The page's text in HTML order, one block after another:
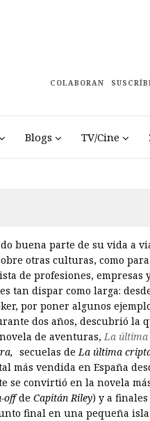
COLABORAN
Blogs TV/Cine
buena parte de su vida a
otras culturas, como
de profesiones, empresas
tan dispar como larga:
por poner algunos
dos años, descubrió la
de aventuras,La
secuelas deLa última
vendida en España
se convirtió en la novela
offde Capitán Riley) y a
final en una pequeña